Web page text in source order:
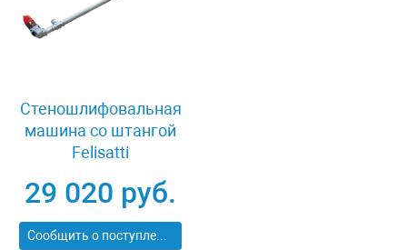
Стеношлифовальная
машина со штангой
Felisatti
29 020 руб.
Сообщить о поступлении